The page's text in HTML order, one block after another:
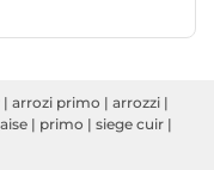
| arrozi primo | arrozzi |
| primo | siege cuir |